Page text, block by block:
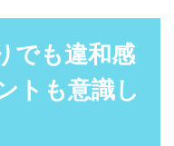
でも違和感
トも意識し